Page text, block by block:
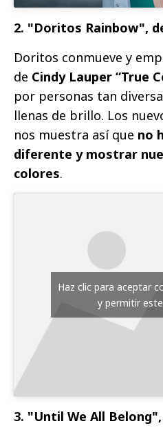
2. "Doritos Rainbow",
Doritos conmueve y
de Cindy Lauper “True
por personas tan
llenas de brillo. Los
nos muestra así que no
diferente y mostrar
colores.
Haz clic para aceptar
y permitir
3. "Until We All